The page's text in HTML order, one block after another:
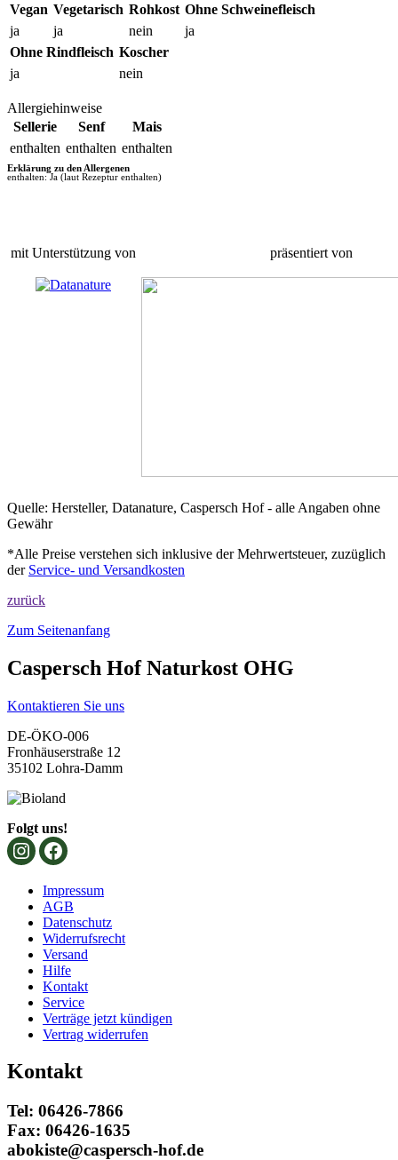
Vegan
ja
Vegetarisch
ja
Rohkost
nein
Ohne Schweinefleisch
ja
Ohne Rindfleisch
ja
Koscher
nein
Allergiehinweise
Sellerie
enthalten
Senf
enthalten
Mais
enthalten
Erklärung zu den Allergenen
enthalten: Ja (laut Rezeptur enthalten)
mit Unterstützung von präsentiert von
Quelle: Hersteller, Datanature, Caspersch Hof - alle Angaben ohne
Gewähr
*Alle Preise verstehen sich inklusive der Mehrwertsteuer, zuzüglich
der Service- und Versandkosten
zurück
Zum Seitenanfang
Caspersch Hof Naturkost OHG
Kontaktieren Sie uns
DE-ÖKO-006
Fronhäuserstraße 12
35102 Lohra-Damm
Folgt uns!
Impressum
AGB
Datenschutz
Widerrufsrecht
Versand
Hilfe
Kontakt
Service
Verträge jetzt kündigen
Vertrag widerrufen
Kontakt
Tel: 06426-7866
Fax: 06426-1635
abokiste@caspersch-hof.de